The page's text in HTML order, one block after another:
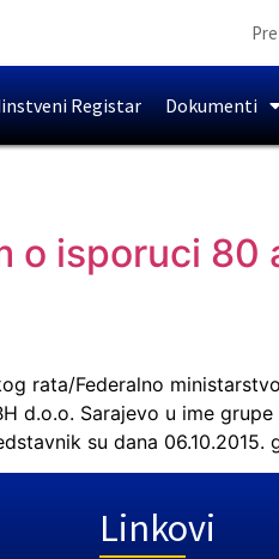
Registar Dokumenti
isporuci 80
rata/Federalno
d.o.o. Sarajevo u ime
su dana
Linkovi